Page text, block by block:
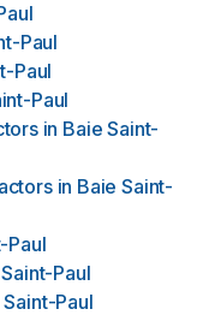
Paul
Paul
Paul
in Baie Saint-
in Baie Saint-
Paul
Paul
Paul